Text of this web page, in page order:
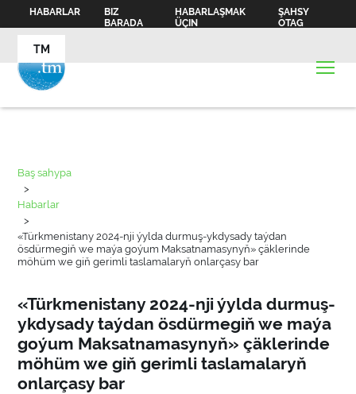
HABARLAR
BIZ
BARADA
HABARLAŞMAK
ÜÇIN
ŞAHSY
OTAG
TM
Baş sahypa
>
Habarlar
>
«Türkmenistany 2024-nji ýylda durmuş-ykdysady taýdan
ösdürmegiň we maýa goýum Maksatnamasynyň» çäklerinde
möhüm we giň gerimli taslamalaryň onlarçasy bar
«Türkmenistany 2024-nji ýylda durmuş-
ykdysady taýdan ösdürmegiň we maýa
goýum Maksatnamasynyň» çäklerinde
möhüm we giň gerimli taslamalaryň
onlarçasy bar